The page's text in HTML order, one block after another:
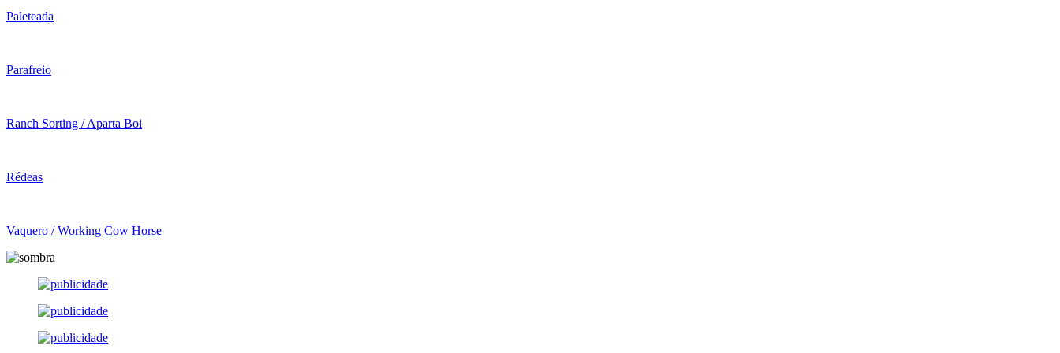
Paleteada
Parafreio
Ranch Sorting / Aparta Boi
Rédeas
Vaquero / Working Cow Horse